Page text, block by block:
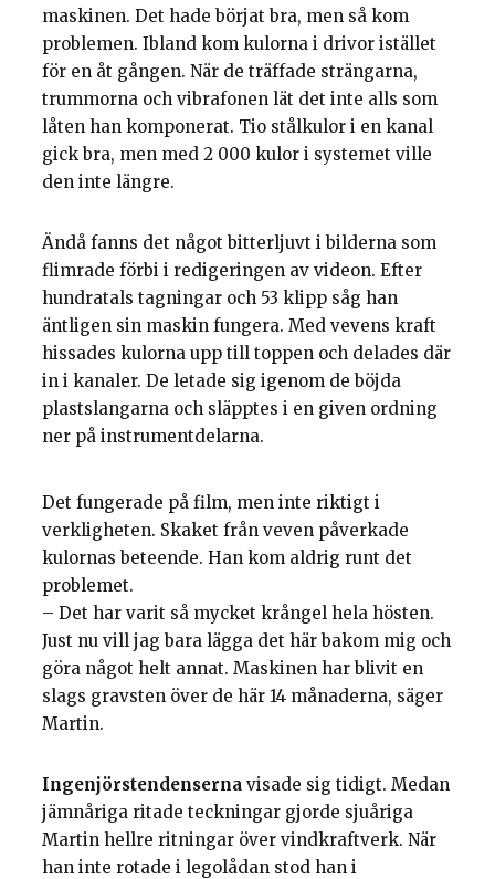
maskinen. Det hade börjat bra, men så kom
problemen. Ibland kom kulorna i drivor istället
för en åt gången. När de träffade strängarna,
trummorna och vibrafonen lät det inte alls som
låten han komponerat. Tio stålkulor i en kanal
gick bra, men med 2 000 kulor i systemet ville
den inte längre.
Ändå fanns det något bitterljuvt i bilderna som
flimrade förbi i redigeringen av videon. Efter
hundratals tagningar och 53 klipp såg han
äntligen sin maskin fungera. Med vevens kraft
hissades kulorna upp till toppen och delades där
in i kanaler. De letade sig igenom de böjda
plastslangarna och släpptes i en given ordning
ner på instrumentdelarna.
Det fungerade på film, men inte riktigt i
verkligheten. Skaket från veven påverkade
kulornas beteende. Han kom aldrig runt det
problemet.
– Det har varit så mycket krångel hela hösten.
Just nu vill jag bara lägga det här bakom mig och
göra något helt annat. Maskinen har blivit en
slags gravsten över de här 14 månaderna, säger
Martin.
Ingenjörstendenserna visade sig tidigt. Medan
jämnåriga ritade teckningar gjorde sjuåriga
Martin hellre ritningar över vindkraftverk. När
han inte rotade i legolådan stod han i